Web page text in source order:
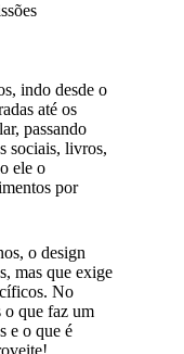
indo desde o
até os
passando
sociais, livros,
ele o
por
o design
mas que exige
No
o que faz um
e o que é